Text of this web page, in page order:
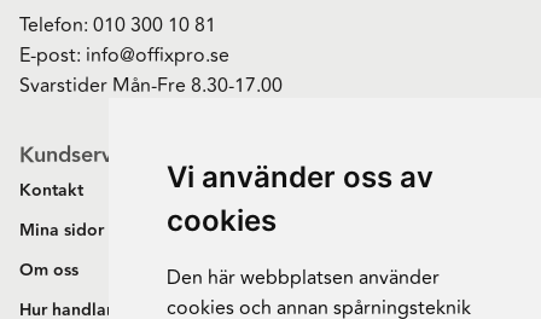
Vi använder oss av
cookies
Den här webbplatsen använder
cookies och annan spårningsteknik
Telefon: 010 300 10 81
E-post: info@offixpro.se
Svarstider Mån-Fre 8.30-17.00
Kundservice
Kontakt
Mina sidor
Om oss
Hur handlar jag?